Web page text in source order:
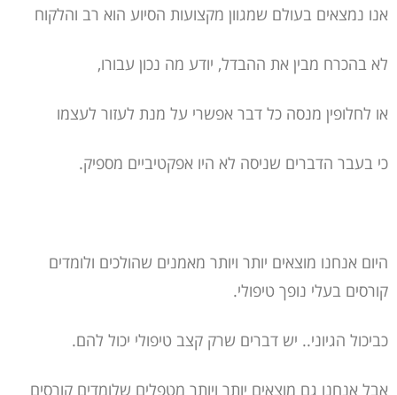
אנו נמצאים בעולם שמגוון מקצועות הסיוע הוא רב והלקוח
לא בהכרח מבין את ההבדל, יודע מה נכון עבורו,
או לחלופין מנסה כל דבר אפשרי על מנת לעזור לעצמו
כי בעבר הדברים שניסה לא היו אפקטיביים מספיק.
היום אנחנו מוצאים יותר ויותר מאמנים שהולכים ולומדים
קורסים בעלי נופך טיפולי.
כביכול הגיוני.. יש דברים שרק קצב טיפולי יכול להם.
אבל אנחנו גם מוצאים יותר ויותר מטפלים שלומדים קורסים